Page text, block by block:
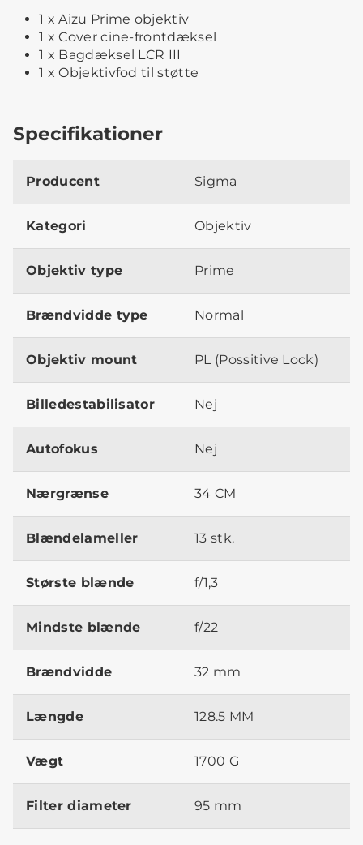
1 x Aizu Prime objektiv
1 x Cover cine-frontdæksel
1 x Bagdæksel LCR III
1 x Objektivfod til støtte
Specifikationer
Producent Sigma
Kategori Objektiv
Objektiv type Prime
Brændvidde type Normal
Objektiv mount PL (Possitive Lock)
Billedestabilisator Nej
Autofokus Nej
Nærgrænse 34 CM
Blændelameller 13 stk.
Største blænde f/1,3
Mindste blænde f/22
Brændvidde 32 mm
Længde 128.5 MM
Vægt 1700 G
Filter diameter 95 mm